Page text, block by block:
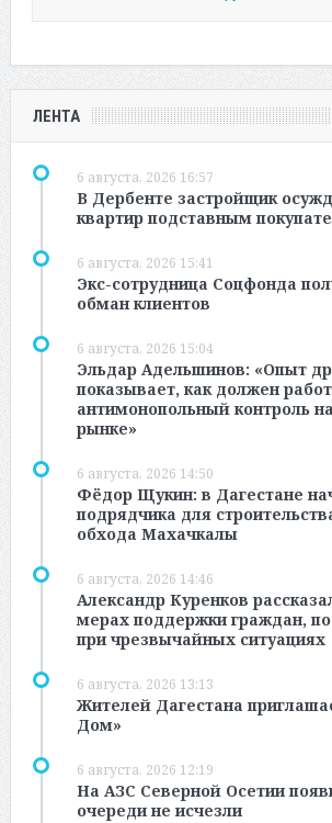
ЛЕНТА
6 августа, 2026 16:57
В Дербенте застройщик
квартир подставным
6 августа, 2026 15:41
Экс-сотрудница Соцфонда
обман клиентов
6 августа, 2026 15:04
Эльдар Адельшинов: «Опыт
показывает, как должен
антимонопольный контроль
рынке»
6 августа, 2026 14:50
Фёдор Щукин: в Дагестане
подрядчика для
обхода Махачкалы
6 августа, 2026 14:46
Александр Куренков
мерах поддержки граждан,
при чрезвычайных ситуациях
6 августа, 2026 13:13
Жителей Дагестана
Дом»
6 августа, 2026 12:19
На АЗС Северной Осетии
очереди не исчезли